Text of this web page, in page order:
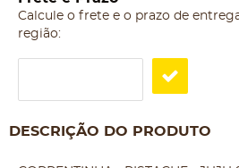
Calcule o frete e o prazo de
região:
DESCRIÇÃO DO PRODUTO